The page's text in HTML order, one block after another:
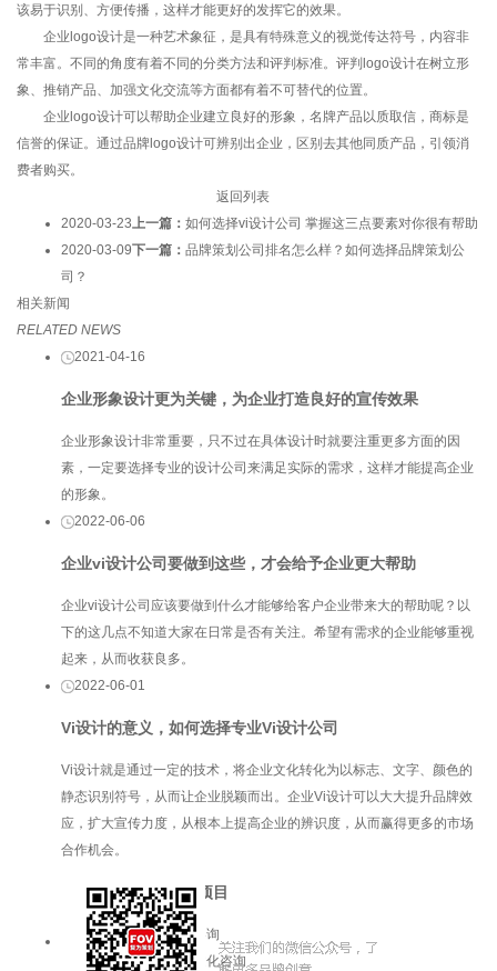
该易于识别、方便传播，这样才能更好的发挥它的效果。
企业logo设计是一种艺术象征，是具有特殊意义的视觉传达符号，内容非
常丰富。不同的角度有着不同的分类方法和评判标准。评判logo设计在树立形
象、推销产品、加强文化交流等方面都有着不可替代的位置。
企业logo设计可以帮助企业建立良好的形象，名牌产品以质取信，商标是
信誉的保证。通过品牌logo设计可辨别出企业，区别去其他同质产品，引领消
费者购买。
返回列表
2020-03-23上一篇： 如何选择vi设计公司 掌握这三点要素对你很有帮助
2020-03-09下一篇： 品牌策划公司排名怎么样？如何选择品牌策划公
司？
相关新闻
RELATED NEWS
2021-04-16
企业形象设计更为关键，为企业打造良好的宣传效果
企业形象设计非常重要，只不过在具体设计时就要注重更多方面的因
素，一定要选择专业的设计公司来满足实际的需求，这样才能提高企业
的形象。
2022-06-06
企业vi设计公司要做到这些，才会给予企业更大帮助
企业vi设计公司应该要做到什么才能够给客户企业带来大的帮助呢？以
下的这几点不知道大家在日常是否有关注。希望有需求的企业能够重视
起来，从而收获良多。
2022-06-01
Vi设计的意义，如何选择专业Vi设计公司
Vi设计就是通过一定的技术，将企业文化转化为以标志、文字、颜色的
静态识别符号，从而让企业脱颖而出。企业Vi设计可以大大提升品牌效
应，扩大宣传力度，从根本上提高企业的辨识度，从而赢得更多的市场
合作机会。
服务项目
品牌咨询
企业文化咨询